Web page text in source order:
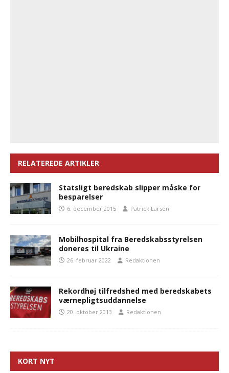
RELATEREDE ARTIKLER
Statsligt beredskab slipper måske for
besparelser
6. december 2015 Patrick Larsen
Mobilhospital fra Beredskabsstyrelsen
doneres til Ukraine
26. februar 2022 Redaktionen
Rekordhøj tilfredshed med beredskabets
værnepligtsuddannelse
20. oktober 2013 Redaktionen
KORT NYT